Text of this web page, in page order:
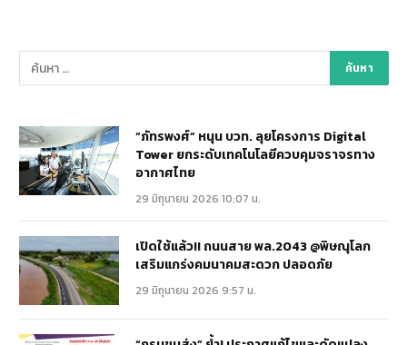
“ภัทรพงศ์” หนุน บวท. ลุยโครงการ Digital
Tower ยกระดับเทคโนโลยีควบคุมจราจรทาง
อากาศไทย
29 มิถุนายน 2026 10:07 น.
เปิดใช้แล้ว!! ถนนสาย พล.2043 @พิษณุโลก
เสริมแกร่งคมนาคมสะดวก ปลอดภัย
29 มิถุนายน 2026 9:57 น.